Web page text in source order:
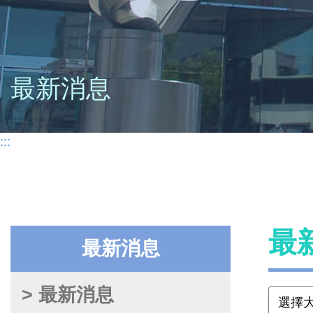
最新消息
:::
最新消息
> 最新消息
最